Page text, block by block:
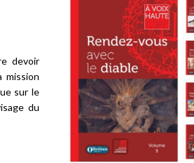
devoir
mission
sur le
du